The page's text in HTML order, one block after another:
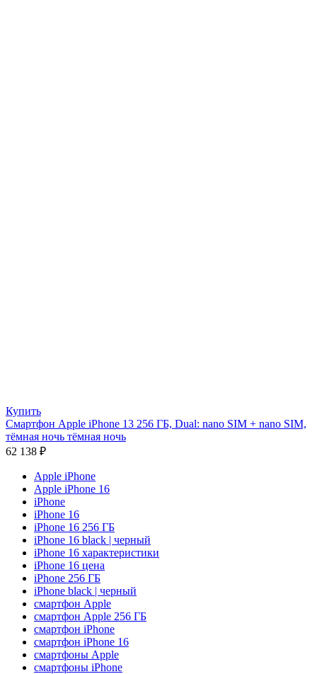
Купить
Смартфон Apple iPhone 13 256 ГБ, Dual: nano SIM + nano SIM,
тёмная ночь тёмная ночь
62 138 ₽
Apple iPhone
Apple iPhone 16
iPhone
iPhone 16
iPhone 16 256 ГБ
iPhone 16 black | черный
iPhone 16 характеристики
iPhone 16 цена
iPhone 256 ГБ
iPhone black | черный
смартфон Apple
смартфон Apple 256 ГБ
смартфон iPhone
смартфон iPhone 16
смартфоны Apple
смартфоны iPhone